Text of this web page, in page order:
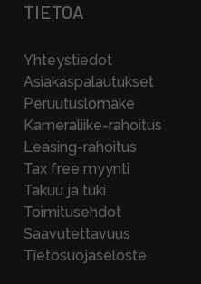
TIETOA
Yhteystiedot
Asiakaspalautukset
Peruutuslomake
Kameraliike-rahoitus
Leasing-rahoitus
Tax free myynti
Takuu ja tuki
Toimitusehdot
Saavutettavuus
Tietosuojaseloste